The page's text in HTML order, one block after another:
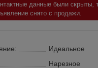
данные были скрыты,
снято с продажи.
Идеальное
Нарезное